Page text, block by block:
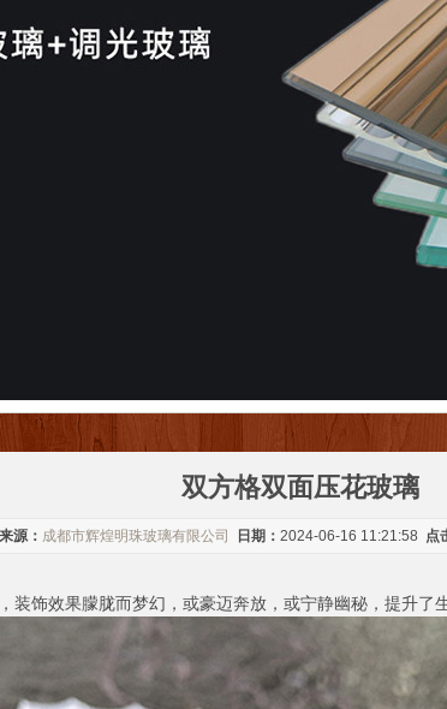
双方格双面压花玻璃
来源： 成都市辉煌明珠玻璃有限公司 日期： 2024-06-16 11:21:58 点
装饰效果朦胧而梦幻，或豪迈奔放，或宁静幽秘，提升了